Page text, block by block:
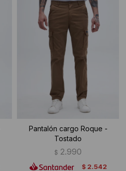
Pantalón cargo Roque -
Tostado
$ 2.990
$ 2.542